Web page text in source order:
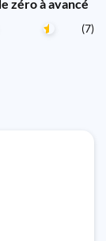
zéro à avancé
(7)